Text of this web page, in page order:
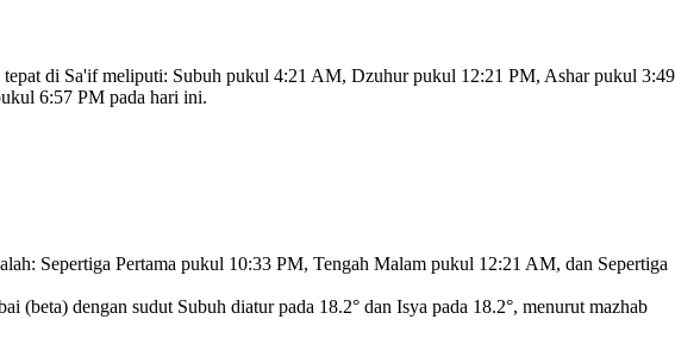
di Sa'if meliputi: Subuh pukul 4:21 AM, Dzuhur pukul 12:21 PM, Ashar pukul 3:49
6:57 PM pada hari ini.
Sepertiga Pertama pukul 10:33 PM, Tengah Malam pukul 12:21 AM, dan Sepertiga
(beta) dengan sudut Subuh diatur pada 18.2° dan Isya pada 18.2°, menurut mazhab